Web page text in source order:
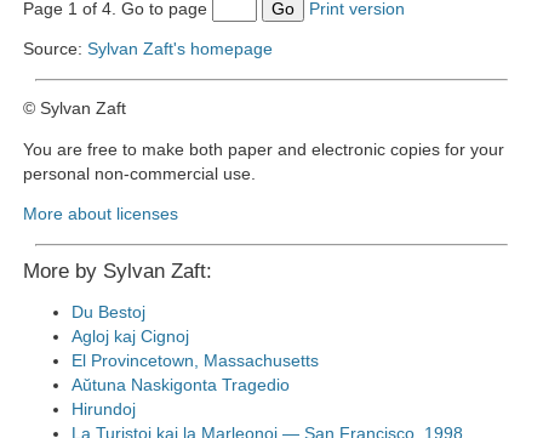
Page 1 of 4. Go to page Go Print version
Source:Sylvan Zaft's homepage
© Sylvan Zaft
You are free to make both paper and electronic copies for your
personal non-commercial use.
More about licenses
More by Sylvan Zaft:
Du Bestoj
Agloj kaj Cignoj
El Provincetown, Massachusetts
Aŭtuna Naskigonta Tragedio
Hirundoj
La Turistoj kaj la Marleonoj — San Francisco, 1998